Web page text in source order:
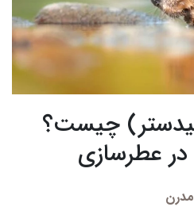
چیست؟
در عطرسازی